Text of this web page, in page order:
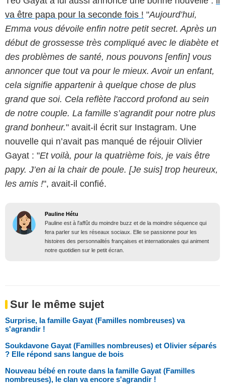
va être papa pour la seconde fois ! "Aujourd’hui,
Emma vous dévoile enfin notre petit secret. Après un
début de grossesse très compliqué avec le diabète et
des problèmes de santé, nous pouvons [enfin] vous
annoncer que tout va pour le mieux. Avoir un enfant,
cela signifie appartenir à quelque chose de plus
grand que soi. Cela reflète l'accord profond au sein
de notre couple. La famille s’agrandit pour notre plus
grand bonheur." avait-il écrit sur Instagram. Une
nouvelle qui n’avait pas manqué de réjouir Olivier
Gayat : "Et voilà, pour la quatrième fois, je vais être
papy. J’en ai la chair de poule. [Je suis] trop heureux,
les amis !", avait-il confié.
Pauline Hétu
Pauline est à l'affût du moindre buzz et de la moindre séquence qui
fera parler sur les réseaux sociaux. Elle se passionne pour les
histoires des personnalités françaises et internationales qui animent
notre quotidien sur le petit écran.
Sur le même sujet
Surprise, la famille Gayat (Familles nombreuses) va
s'agrandir !
Soukdavone Gayat (Familles nombreuses) et Olivier séparés
? Elle répond sans langue de bois
Nouveau bébé en route dans la famille Gayat (Familles
nombreuses), le clan va encore s'agrandir !